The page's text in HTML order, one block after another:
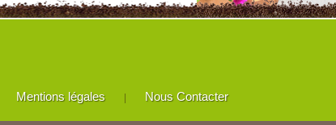
Mentions légales | Nous Contacter